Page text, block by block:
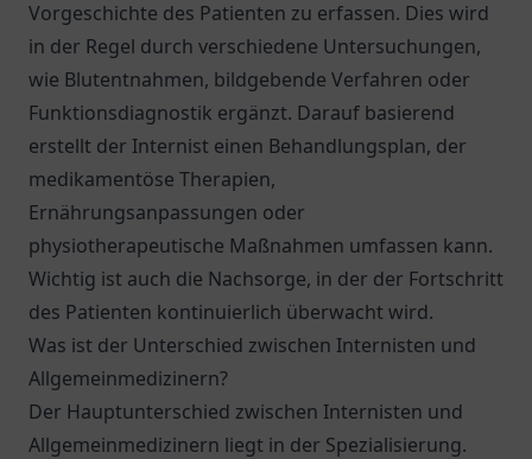
Vorgeschichte des Patienten zu erfassen. Dies wird
in der Regel durch verschiedene Untersuchungen,
wie Blutentnahmen, bildgebende Verfahren oder
Funktionsdiagnostik ergänzt. Darauf basierend
erstellt der Internist einen Behandlungsplan, der
medikamentöse Therapien,
Ernährungsanpassungen oder
physiotherapeutische Maßnahmen umfassen kann.
Wichtig ist auch die Nachsorge, in der der Fortschritt
des Patienten kontinuierlich überwacht wird.
Was ist der Unterschied zwischen Internisten und
Allgemeinmedizinern?
Der Hauptunterschied zwischen Internisten und
Allgemeinmedizinern liegt in der Spezialisierung.